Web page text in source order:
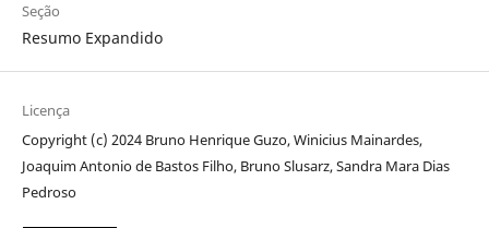
Seção
Resumo Expandido
Licença
Copyright (c) 2024 Bruno Henrique Guzo, Winicius Mainardes,
Joaquim Antonio de Bastos Filho, Bruno Slusarz, Sandra Mara Dias
Pedroso